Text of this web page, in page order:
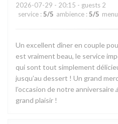
2026-07-29 - 20:15 - guests 2
service : 5/5 ambience : 5/5 menu
Un excellent dîner en couple
est vraiment beau, le service
qui sont tout simplement
jusqu’au dessert ! Un grand
l’occasion de notre anniversaire
grand plaisir !